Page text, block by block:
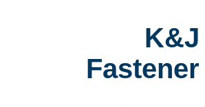
K&J
Fastener